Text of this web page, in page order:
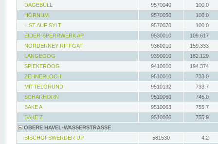
DAGEBÜLL 9570040
100.0
HÖRNUM
9570050
100.0
LIST AUF SYLT
9570070
100.0
EIDER-SPERRWERK AP
9530010
109.617
NORDERNEY RIFFGAT
9360010
159.333
LANGEOOG
9390010
182.129
SPIEKEROOG
9410010
194.374
ZEHNERLOCH
9510010
733.0
MITTELGRUND
9510132
733.7
SCHARHÖRN
9510060
745.0
BAKE A
9510063
755.7
BAKE Z
9510066
755.9
OBERE HAVEL-WASSERSTRASSE
BISCHOFSWERDER UP
581530
4.2